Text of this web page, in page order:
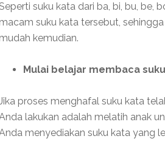
suku kata dari ba, bi, bu, be,
macam suku kata tersebut,
mudah kemudian.
Mulai belajar membaca
proses menghafal suku kata
lakukan adalah melatih anak
menyediakan suku kata yang